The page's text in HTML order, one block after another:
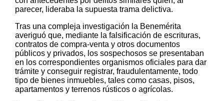
parecer, lideraba la supuesta trama delictiva.
Tras una compleja investigación la Benemérita
averiguó que, mediante la falsificación de escrituras,
contratos de compra-venta y otros documentos
públicos y privados, los sospechosos se presentaban
en los correspondientes organismos oficiales para dar
trámite y conseguir registrar, fraudulentamente, todo
tipo de bienes inmuebles, tales como casas, pisos,
apartamentos y terrenos rústicos o agrícolas.